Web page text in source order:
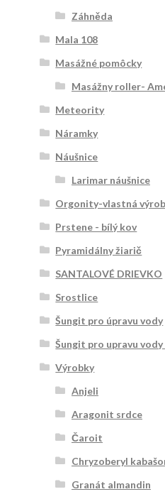
Záhněda
Mala 108
Masážné pomôcky
Masážny roller-
Meteority
Náramky
Náušnice
Larimar náušnice
Orgonity-vlastná
Prstene - bílý kov
Pyramidálny žiarič
SANTALOVÉ DRIEVKO
Srostlice
Šungit pro úpravu vody
Šungit pro upravu vody
Výrobky
Anjeli
Aragonit srdce
Čaroit
Chryzoberyl
Granát almandin